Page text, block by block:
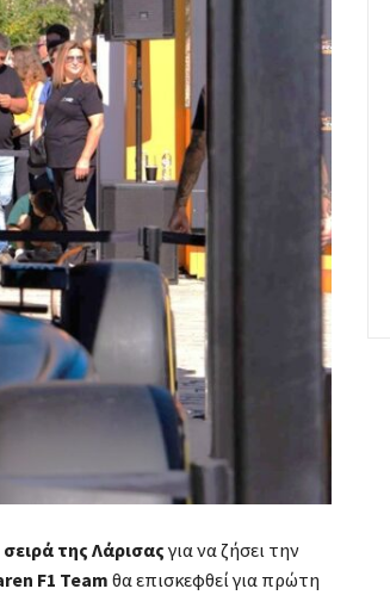
σειρά της Λάρισαςγια να ζήσει την
F1 Team θα επισκεφθεί για πρώτη